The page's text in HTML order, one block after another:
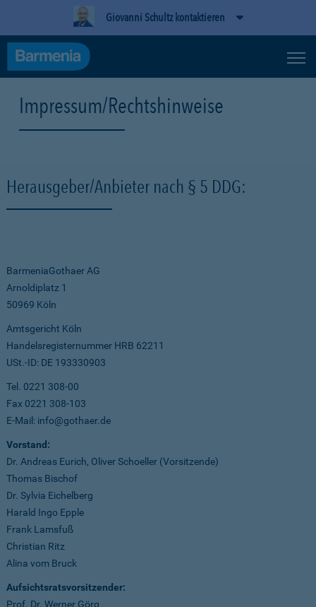
Giovanni Schultz kontaktieren
Impressum/Rechtshinweise
Herausgeber/Anbieter nach § 5 DDG:
BarmeniaGothaer AG
Arnoldiplatz 1
50969 Köln
Amtsgericht Köln
Handelsregisternummer HRB 62211
USt.-ID: DE 193330903
Tel. 0221 308-00
Fax 0221 308-103
E-Mail: info@gothaer.de
Vorstand:
Dr. Andreas Eurich, Oliver Schoeller (Vorsitzende)
Thomas Bischof
Dr. Sylvia Eichelberg
Harald Ingo Epple
Frank Lamsfuß
Christian Ritz
Alina vom Bruck
Aufsichtsratsvorsitzender:
Prof. Dr. Werner Görg